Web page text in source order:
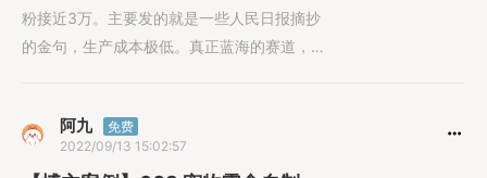
粉接近3万。主要发的就是一些人民日报摘抄
的金句，生产成本极低。真正蓝海的赛道，就
阿九
免费
2022/09/13 15:02:57